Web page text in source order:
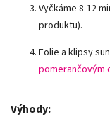
Vyčkáme 8-12
produktu).
Folie a klipsy
pomerančovým
Výhody: